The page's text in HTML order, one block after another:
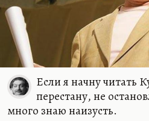
Если я начну читать
перестану, не
много знаю наизусть.